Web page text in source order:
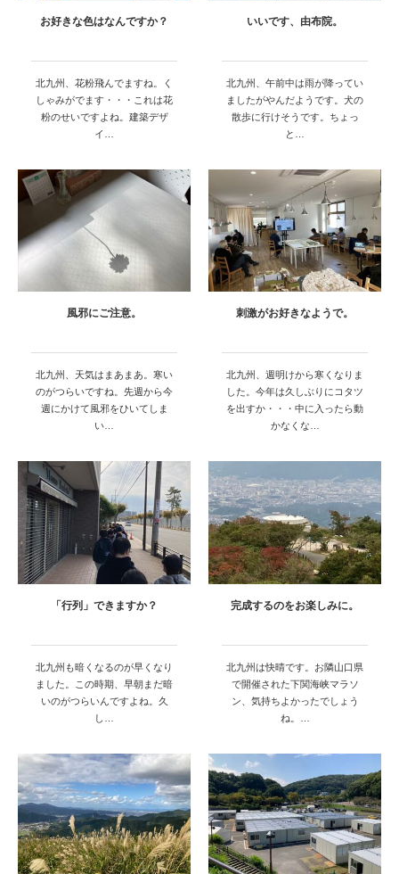
お好きな色はなんですか？
北九州、花粉飛んでますね。く
しゃみがでます・・・これは花
粉のせいですよね。建築デザ
イ…
いいです、由布院。
北九州、午前中は雨が降ってい
ましたがやんだようです。犬の
散歩に行けそうです。ちょっ
と…
風邪にご注意。
北九州、天気はまあまあ。寒い
のがつらいですね。先週から今
週にかけて風邪をひいてしま
い…
刺激がお好きなようで。
北九州、週明けから寒くなりま
した。今年は久しぶりにコタツ
を出すか・・・中に入ったら動
かなくな…
「行列」できますか？
北九州も暗くなるのが早くなり
ました。この時期、早朝まだ暗
いのがつらいんですよね。久
し…
完成するのをお楽しみに。
北九州は快晴です。お隣山口県
で開催された下関海峡マラソ
ン、気持ちよかったでしょう
ね。…